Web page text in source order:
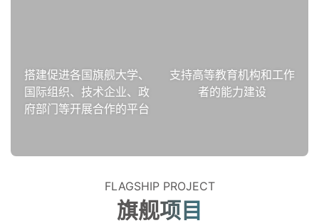
搭建促进各国旗舰大学、
国际组织、技术企业、政
府部门等开展合作的平台
支持高等教育机构和工作
者的能力建设
FLAGSHIP PROJECT
旗舰项目